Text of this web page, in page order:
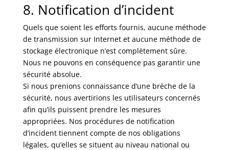
8. Notification d’incident
Quels que soient les efforts fournis, aucune méthode
de transmission sur Internet et aucune méthode de
stockage électronique n’est complètement sûre.
Nous ne pouvons en conséquence pas garantir une
sécurité absolue.
Si nous prenions connaissance d’une brèche de la
sécurité, nous avertirions les utilisateurs concernés
afin qu’ils puissent prendre les mesures
appropriées. Nos procédures de notification
d’incident tiennent compte de nos obligations
légales, qu’elles se situent au niveau national ou